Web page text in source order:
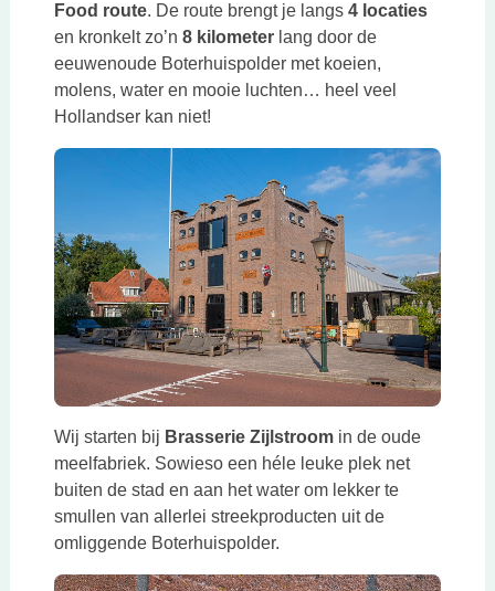
Food route. De route brengt je langs4 locaties
en kronkelt zo’n 8 kilometerlang door de
eeuwenoude Boterhuispolder met koeien,
molens, water en mooie luchten… heel veel
Hollandser kan niet!
Wij starten bij Brasserie Zijlstroomin de oude
meelfabriek. Sowieso een héle leuke plek net
buiten de stad en aan het water om lekker te
smullen van allerlei streekproducten uit de
omliggende Boterhuispolder.